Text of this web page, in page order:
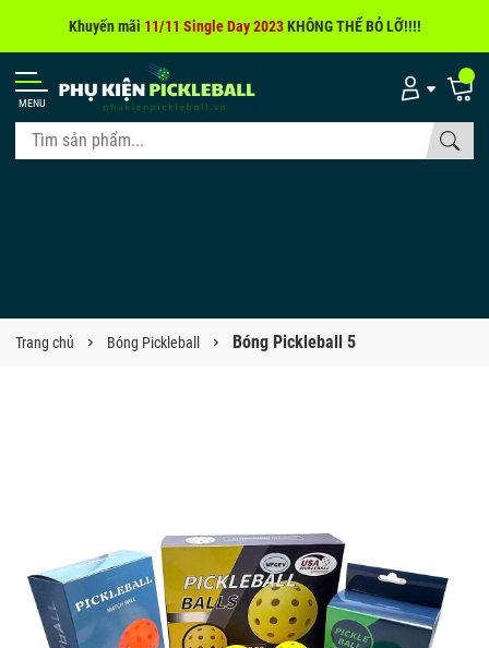
Khuyến mãi 11/11 Single Day 2023KHÔNG THỂ BỎ LỠ!!!!
MENU
Trang chủ Bóng Pickleball Bóng Pickleball 5